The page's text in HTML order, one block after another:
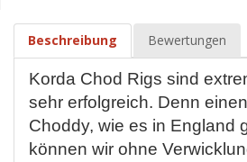
Beschreibung Bewertungen
Korda Chod Rigs sind
sehr erfolgreich. Denn
Choddy, wie es in England
können wir ohne